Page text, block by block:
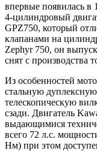
впервые появилась в
4-цилиндровый
GPZ750, который
клапанами на
Zephyr 750, он
снят с производства
Из особенностей
стальную
телескопическую
сзади. Двигатель
выдающимися
всего 72 л.с.
Нм) при этом